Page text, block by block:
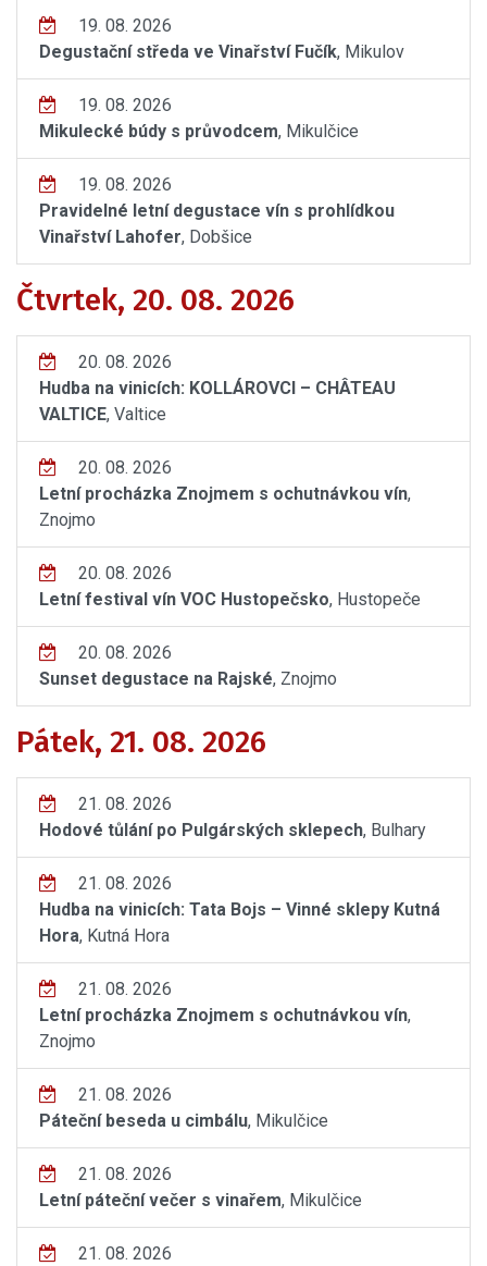
19. 08. 2026
Degustační středa ve Vinařství Fučík, Mikulov
19. 08. 2026
Mikulecké búdy s průvodcem, Mikulčice
19. 08. 2026
Pravidelné letní degustace vín s prohlídkou
Vinařství Lahofer, Dobšice
Čtvrtek, 20. 08. 2026
20. 08. 2026
Hudba na vinicích: KOLLÁROVCI – CHÂTEAU
VALTICE, Valtice
20. 08. 2026
Letní procházka Znojmem s ochutnávkou vín,
Znojmo
20. 08. 2026
Letní festival vín VOC Hustopečsko, Hustopeče
20. 08. 2026
Sunset degustace na Rajské, Znojmo
Pátek, 21. 08. 2026
21. 08. 2026
Hodové tůlání po Pulgárských sklepech, Bulhary
21. 08. 2026
Hudba na vinicích: Tata Bojs – Vinné sklepy Kutná
Hora, Kutná Hora
21. 08. 2026
Letní procházka Znojmem s ochutnávkou vín,
Znojmo
21. 08. 2026
Páteční beseda u cimbálu, Mikulčice
21. 08. 2026
Letní páteční večer s vinařem, Mikulčice
21. 08. 2026